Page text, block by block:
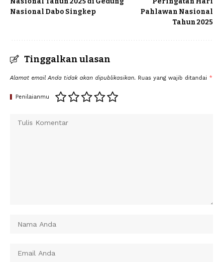
Nasional Dabo Singkep
Pahlawan Nasional
Tahun 2025
Tinggalkan ulasan
Alamat email Anda tidak akan dipublikasikan. Ruas yang wajib ditandai *
Penilaianmu